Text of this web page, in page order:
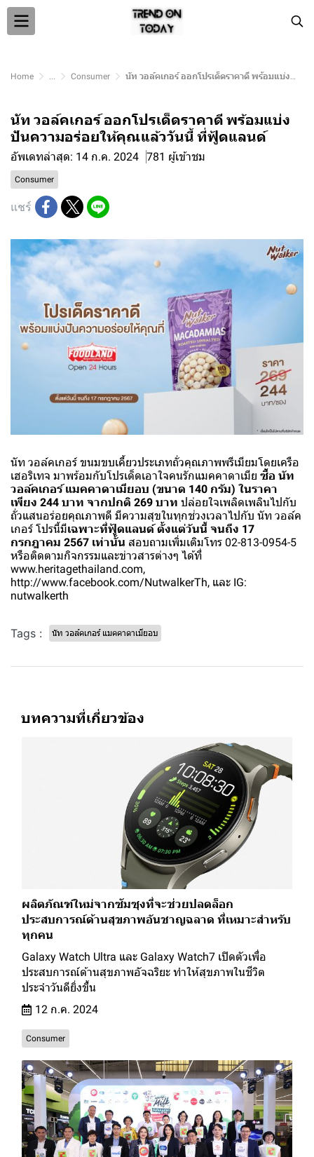
Home ... Consumer นัท วอล์คเกอร์ ออกโปรเด็ดราคาดี พร้อมแบ่งปันความอร่อยให้คุณแล้ววันนี้ ที่ฟู้ดแลนด์
นัท วอล์คเกอร์ ออกโปรเด็ดราคาดี พร้อมแบ่ง
ปันความอร่อยให้คุณแล้ววันนี้ ที่ฟู้ดแลนด์
อัพเดทล่าสุด: 14 ก.ค. 2024 781 ผู้เข้าชม
Consumer
แชร์
นัท วอล์คเกอร์ ขนมขบเคี้ยวประเภทถั่วคุณภาพพรีเมียมโดยเครือ
เฮอริเทจ มาพร้อมกับโปรเด็ดเอาใจคนรักแมคคาดาเมีย ซื้อ นัท
วอล์คเกอร์ แมคคาดาเมียอบ (ขนาด 140 กรัม) ในราคา
เพียง 244 บาท จากปกติ 269 บาท ปล่อยใจเพลิดเพลินไปกับ
ถั่วแสนอร่อยคุณภาพดี มีความสุขในทุกช่วงเวลาไปกับ นัท วอล์ค
เกอร์ โปรนี้มีเฉพาะที่ฟู้ดแลนด์ ตั้งแต่วันนี้ จนถึง 17
กรกฎาคม 2567 เท่านั้น สอบถามเพิ่มเติมโทร 02-813-0954-5
หรือติดตามกิจกรรมและข่าวสารต่างๆ ได้ที่
www.heritagethailand.com,
http://www.facebook.com/NutwalkerTh, และ IG:
nutwalkerth
Tags : นัท วอล์คเกอร์ แมคคาดาเมียอบ
บทความที่เกี่ยวข้อง
ผลิตภัณฑ์ใหม่จากซัมซุงที่จะช่วยปลดล็อก
ประสบการณ์ด้านสุขภาพอันชาญฉลาด ที่เหมาะสำหรับ
ทุกคน
Galaxy Watch Ultra และ Galaxy Watch7 เปิดตัวเพื่อ
ประสบการณ์ด้านสุขภาพอัจฉริยะ ทำให้สุขภาพในชีวิต
ประจำวันดียิ่งขึ้น
12 ก.ค. 2024
Consumer